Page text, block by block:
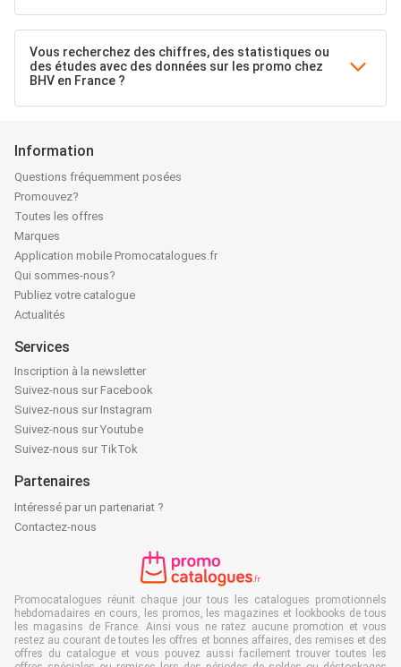
Vous recherchez des chiffres, des statistiques ou
des études avec des données sur les promo chez
BHV en France ?
Information
Questions fréquemment posées
Promouvez?
Toutes les offres
Marques
Application mobile Promocatalogues.fr
Qui sommes-nous?
Publiez votre catalogue
Actualités
Services
Inscription à la newsletter
Suivez-nous sur Facebook
Suivez-nous sur Instagram
Suivez-nous sur Youtube
Suivez-nous sur TikTok
Partenaires
Intéressé par un partenariat ?
Contactez-nous
Promocatalogues réunit chaque jour tous les catalogues promotionnels
hebdomadaires en cours, les promos, les magazines et lookbooks de tous
les magasins de France. Ainsi vous ne ratez aucune promotion et vous
restez au courant de toutes les offres et bonnes affaires, des remises et des
offres du catalogue et vous pouvez aussi facilement trouver toutes les